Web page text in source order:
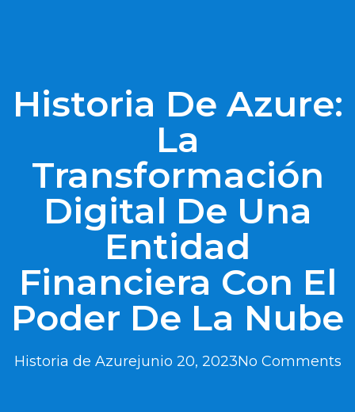
Historia De Azure:
La
Transformación
Digital De Una
Entidad
Financiera Con El
Poder De La Nube
Historia de Azurejunio 20, 2023No Comments